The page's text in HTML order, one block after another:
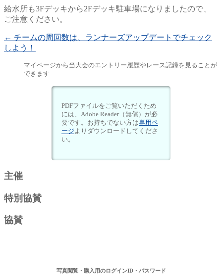
給水所も3Fデッキから2Fデッキ駐車場になりましたので、
ご注意ください。
← チームの周回数は、ランナーズアップデートでチェック
しよう！
マイページから当大会のエントリー履歴やレース記録を見ることが
できます
PDFファイルをご覧いただくため
には、Adobe Reader（無償）が必
要です。お持ちでない方は専用ペ
ージよりダウンロードしてくださ
い。
主催
特別協賛
協賛
写真閲覧・購入用のログインID・パスワード